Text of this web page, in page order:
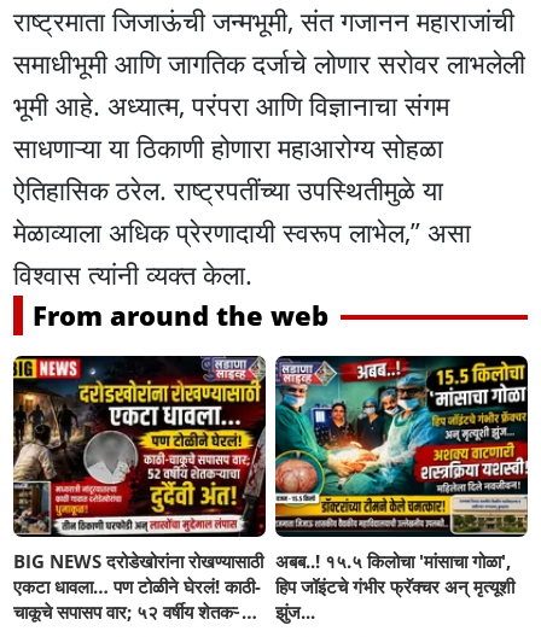
राष्ट्रमाता जिजाऊंची जन्मभूमी, संत गजानन महाराजांची
समाधीभूमी आणि जागतिक दर्जाचे लोणार सरोवर लाभलेली
भूमी आहे. अध्यात्म, परंपरा आणि विज्ञानाचा संगम
साधणाऱ्या या ठिकाणी होणारा महाआरोग्य सोहळा
ऐतिहासिक ठरेल. राष्ट्रपतींच्या उपस्थितीमुळे या
मेळाव्याला अधिक प्रेरणादायी स्वरूप लाभेल,” असा
विश्वास त्यांनी व्यक्त केला.
From around the web
BIG NEWS दरोडेखोरांना रोखण्यासाठी
एकटा धावला… पण टोळीने घेरलं! काठी-
चाकूचे सपासप वार; ५२ वर्षीय शेतकऱ्याचा
अबब..! १५.५ किलोचा 'मांसाचा गोळा',
हिप जॉइंटचे गंभीर फ्रॅक्चर अन् मृत्यूशी
झुंज...